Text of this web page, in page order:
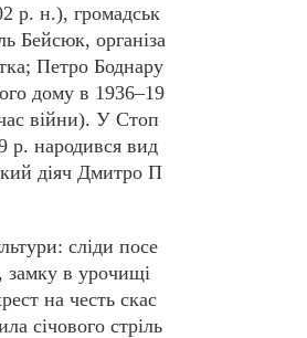
р. н.), громадськ
Бейсюк, організа
Петро Боднару
дому в 1936–19
війни). У Стоп
р. народився вид
діяч Дмитро П
сліди посе
замку в урочищі
на честь скас
січового стріль